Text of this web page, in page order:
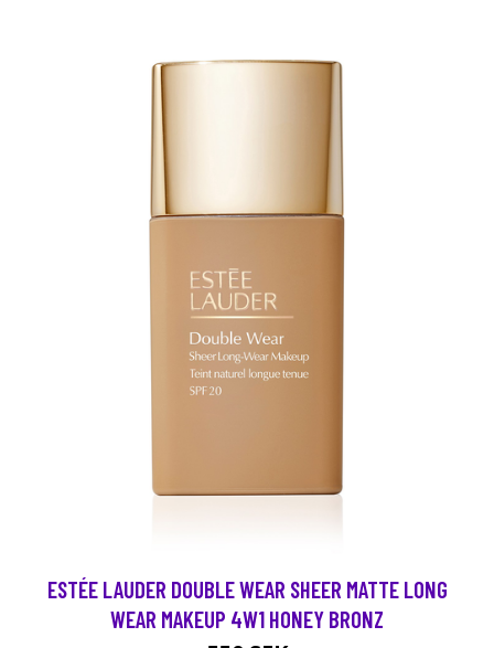
ESTÉE LAUDER DOUBLE WEAR SHEER MATTE LONG
WEAR MAKEUP 4W1 HONEY BRONZ